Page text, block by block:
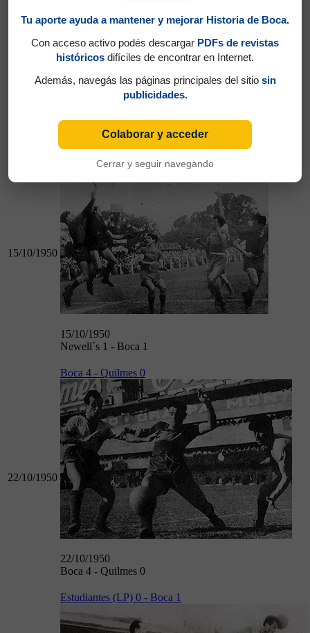
12/10/1950
Boca 1 - River 2
15/10/1950
Newell´s 1 - Boca 1
15/10/1950
Newell´s 1 - Boca 1
22/10/1950
Boca 4 - Quilmes 0
22/10/1950
Boca 4 - Quilmes 0
Estudiantes (LP) 0 - Boca 1
Tu aporte ayuda a mantener y mejorar Historia de Boca.
Con acceso activo podés descargar PDFs de revistas
históricos difíciles de encontrar en Internet.
Además, navegás las páginas principales del sitio sin
publicidades.
Colaborar y acceder
Cerrar y seguir navegando